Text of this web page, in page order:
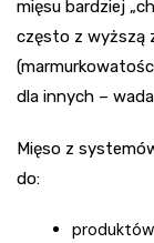
mięsu bardziej
często z wyższą
dla innych –
Mięso z
do: